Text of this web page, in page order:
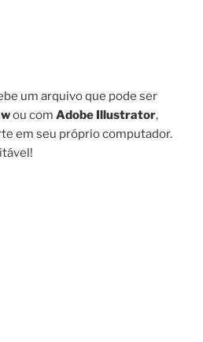
um arquivo que pode ser
ou com Adobe Illustrator,
em seu próprio computador.